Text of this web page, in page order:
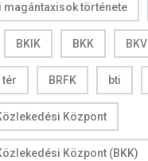
magántaxisok története
BKIK BKK BKV
tér BRFK bti
Központ
Központ (BKK)